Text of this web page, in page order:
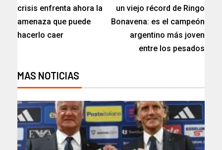
crisis enfrenta ahora la
amenaza que puede
hacerlo caer
un viejo récord de Ringo
Bonavena: es el campeón
argentino más joven
entre los pesados
MAS NOTICIAS